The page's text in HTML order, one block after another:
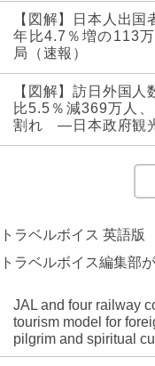
【図解】日本人出
年比4.7％増の113
局（速報）
【図解】訪日外国
比5.5％減369万人
割れ ―日本政府観
トラベルボイス 英語版
トラベルボイス編集部
JAL and four railway
tourism model for
pilgrim and spiritual